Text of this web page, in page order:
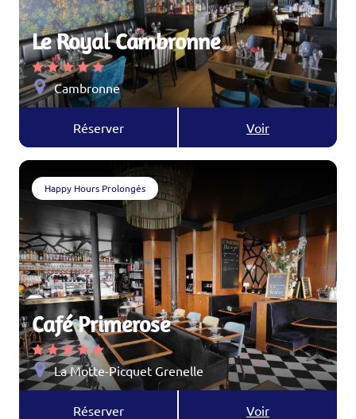
Le Royal Cambronne
Cambronne
Réserver Voir
Happy Hours Prolongés
Café Primerose
La Motte-Picquet Grenelle
Réserver Voir